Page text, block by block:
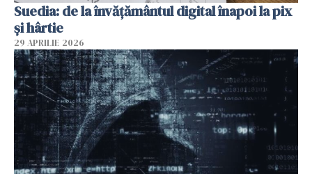
Suedia: de la învățământul digital înapoi la pix
și hârtie
29 APRILIE 2026